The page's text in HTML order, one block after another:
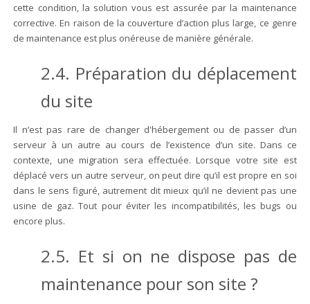
cette condition, la solution vous est assurée par la maintenance
corrective. En raison de la couverture d’action plus large, ce genre
de maintenance est plus onéreuse de manière générale.
2.4. Préparation du déplacement
du site
Il n’est pas rare de changer d'hébergement ou de passer d’un
serveur à un autre au cours de l’existence d’un site. Dans ce
contexte, une migration sera effectuée. Lorsque votre site est
déplacé vers un autre serveur, on peut dire qu’il est propre en soi
dans le sens figuré, autrement dit mieux qu’il ne devient pas une
usine de gaz. Tout pour éviter les incompatibilités, les bugs ou
encore plus.
2.5. Et si on ne dispose pas de
maintenance pour son site ?